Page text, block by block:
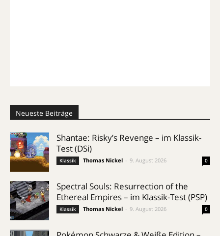
Neueste Beiträge
Shantae: Risky’s Revenge – im Klassik-
Test (DSi)
Klassik Thomas Nickel 9. August 2026 0
Spectral Souls: Resurrection of the
Ethereal Empires – im Klassik-Test (PSP)
Klassik Thomas Nickel 9. August 2026 0